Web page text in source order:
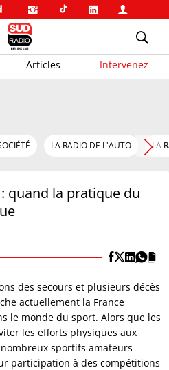
Articles Intervenez
LA RADIO DE L'AUTO LA
quand la pratique du
des secours et plusieurs décès
actuellement la France
le monde du sport. Alors que les
les efforts physiques aux
sportifs amateurs
participation à des compétitions